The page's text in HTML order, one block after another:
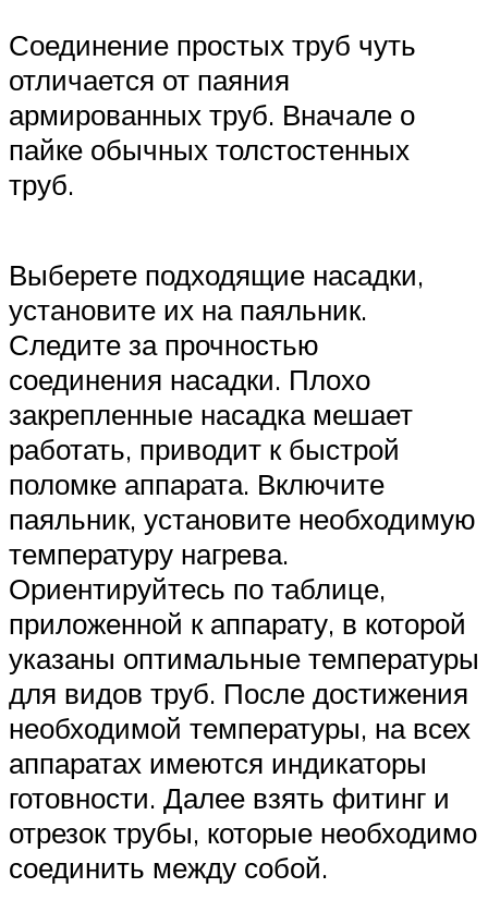
Соединение простых труб чуть
отличается от паяния
армированных труб. Вначале о
пайке обычных толстостенных
труб.
Выберете подходящие насадки,
установите их на паяльник.
Следите за прочностью
соединения насадки. Плохо
закрепленные насадка мешает
работать, приводит к быстрой
поломке аппарата. Включите
паяльник, установите необходимую
температуру нагрева.
Ориентируйтесь по таблице,
приложенной к аппарату, в которой
указаны оптимальные температуры
для видов труб. После достижения
необходимой температуры, на всех
аппаратах имеются индикаторы
готовности. Далее взять фитинг и
отрезок трубы, которые необходимо
соединить между собой.